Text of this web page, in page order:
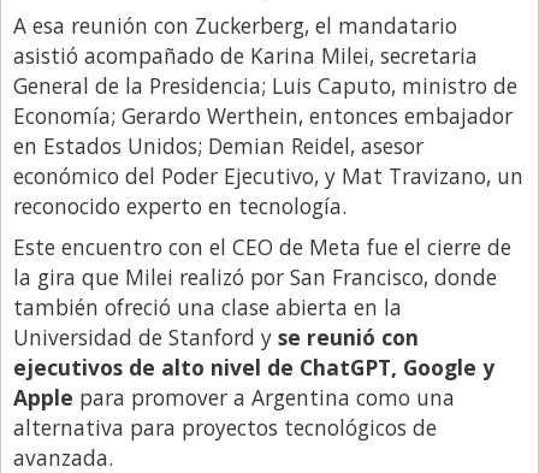
A esa reunión con Zuckerberg, el mandatario
asistió acompañado de Karina Milei, secretaria
General de la Presidencia; Luis Caputo, ministro de
Economía; Gerardo Werthein, entonces embajador
en Estados Unidos; Demian Reidel, asesor
económico del Poder Ejecutivo, y Mat Travizano, un
reconocido experto en tecnología.
Este encuentro con el CEO de Meta fue el cierre de
la gira que Milei realizó por San Francisco, donde
también ofreció una clase abierta en la
Universidad de Stanford y se reunió con
ejecutivos de alto nivel de ChatGPT, Google y
Apple para promover a Argentina como una
alternativa para proyectos tecnológicos de
avanzada.